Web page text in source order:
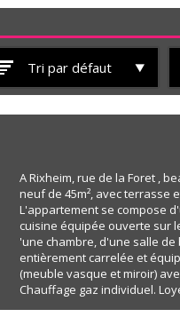
Tri par défaut
A Rixheim, rue de la Foret ,
neuf de 45m², avec terrasse
L'appartement se compose
cuisine équipée ouverte sur
'une chambre, d'une salle de
entièrement carrelée et
(meuble vasque et miroir)
Chauffage gaz individuel.